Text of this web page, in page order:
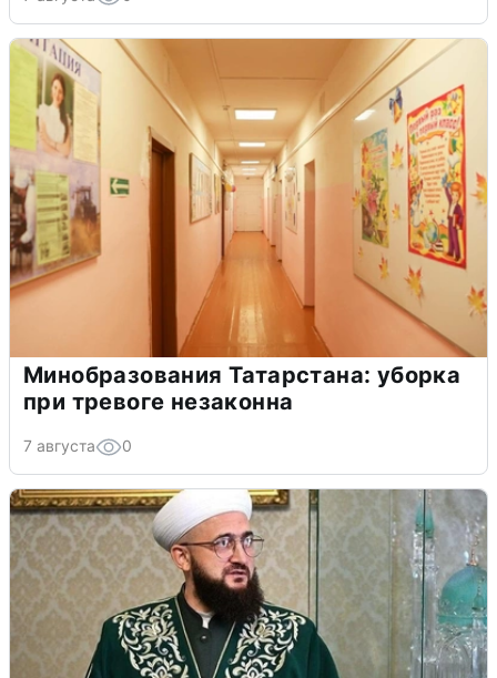
Минобразования Татарстана: уборка
при тревоге незаконна
7 августа 0